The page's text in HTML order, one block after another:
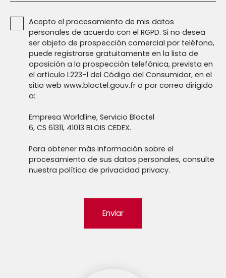
Acepto el procesamiento de mis datos
personales de acuerdo con el RGPD. Si no desea
ser objeto de prospección comercial por teléfono,
puede registrarse gratuitamente en la lista de
oposición a la prospección telefónica, prevista en
el artículo L223-1 del Código del Consumidor, en el
sitio web www.bloctel.gouv.fr o por correo dirigido
a:
Empresa Worldline, Servicio Bloctel
6, CS 61311, 41013 BLOIS CEDEX.
Para obtener más información sobre el
procesamiento de sus datos personales, consulte
nuestra política de privacidad privacy.
Enviar